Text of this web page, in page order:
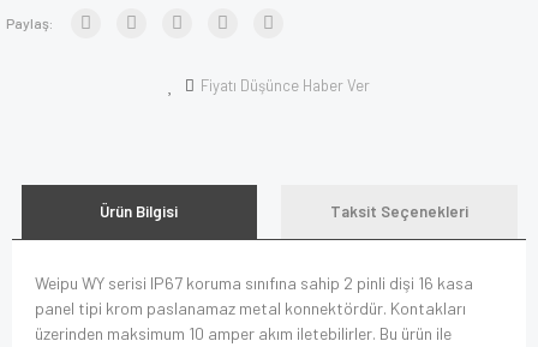
Paylaş:
Fiyatı Düşünce Haber Ver
Ürün Bilgisi Taksit Seçenekleri
Weipu WY serisi IP67 koruma sınıfına sahip 2 pinli dişi 16 kasa
panel tipi krom paslanamaz metal konnektördür. Kontakları
üzerinden maksimum 10 amper akım iletebilirler. Bu ürün ile